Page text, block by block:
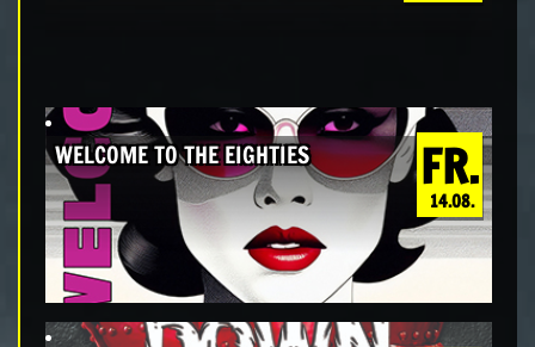
FR.
14.08.
WELCOME TO THE EIGHTIES